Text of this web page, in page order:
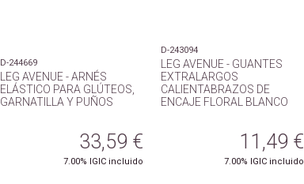
D-244669
LEG AVENUE - ARNÉS
ELÁSTICO PARA GLÚTEOS,
GARNATILLA Y PUÑOS
33,59 €
7.00% IGIC incluido
D-243094
LEG AVENUE - GUANTES
EXTRALARGOS
CALIENTABRAZOS DE
ENCAJE FLORAL BLANCO
11,49 €
7.00% IGIC incluido